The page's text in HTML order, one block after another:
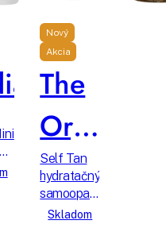
Nový
Akcia
The
Organic
Pharmacy
Self Tan
hydratačný
samoopaľovací
krém
Skladom